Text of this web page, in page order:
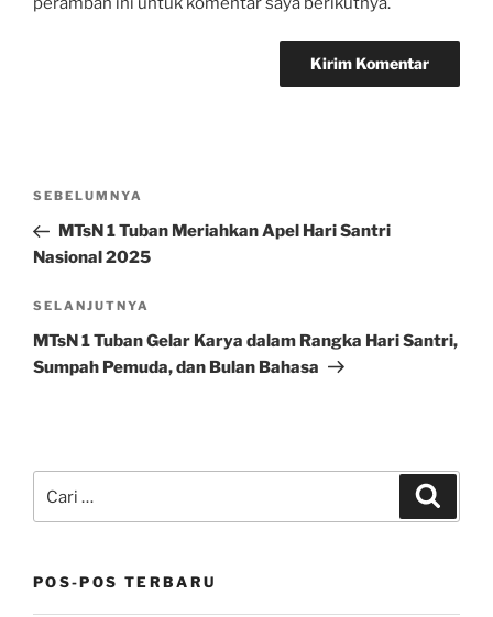
Navigasi
Pos
Sebelumnya
SEBELUMNYA
MTsN 1 Tuban Meriahkan Apel Hari Santri
Nasional 2025
Pos
Selanjutnya
SELANJUTNYA
MTsN 1 Tuban Gelar Karya dalam Rangka Hari Santri,
Sumpah Pemuda, dan Bulan Bahasa
untuk:
POS-POS TERBARU